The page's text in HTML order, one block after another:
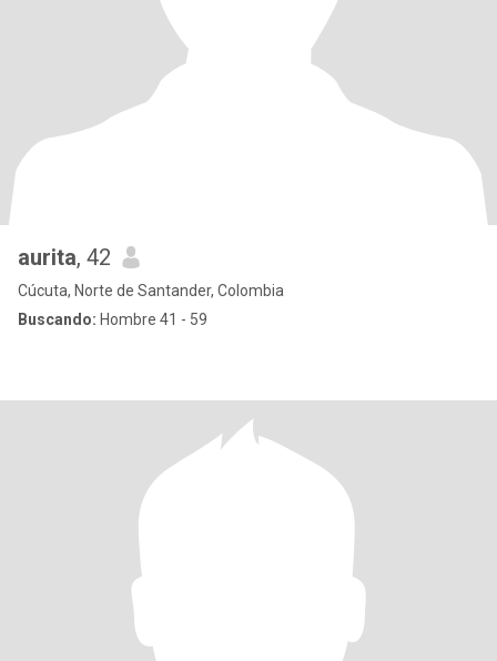
aurita, 42
Cúcuta, Norte de Santander, Colombia
Buscando: Hombre 41 - 59